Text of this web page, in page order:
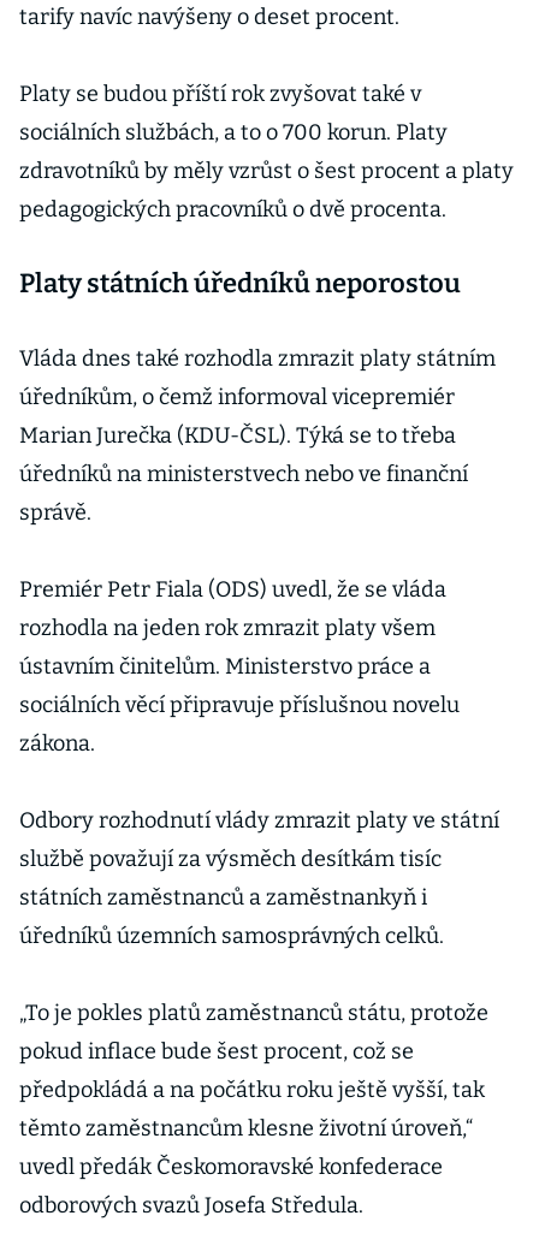
tarify navíc navýšeny o deset procent.
Platy se budou příští rok zvyšovat také v
sociálních službách, a to o 700 korun. Platy
zdravotníků by měly vzrůst o šest procent a platy
pedagogických pracovníků o dvě procenta.
Platy státních úředníků neporostou
Vláda dnes také rozhodla zmrazit platy státním
úředníkům, o čemž informoval vicepremiér
Marian Jurečka (KDU-ČSL). Týká se to třeba
úředníků na ministerstvech nebo ve finanční
správě.
Premiér Petr Fiala (ODS) uvedl, že se vláda
rozhodla na jeden rok zmrazit platy všem
ústavním činitelům. Ministerstvo práce a
sociálních věcí připravuje příslušnou novelu
zákona.
Odbory rozhodnutí vlády zmrazit platy ve státní
službě považují za výsměch desítkám tisíc
státních zaměstnanců a zaměstnankyň i
úředníků územních samosprávných celků.
„To je pokles platů zaměstnanců státu, protože
pokud inflace bude šest procent, což se
předpokládá a na počátku roku ještě vyšší, tak
těmto zaměstnancům klesne životní úroveň,“
uvedl předák Českomoravské konfederace
odborových svazů Josefa Středula.